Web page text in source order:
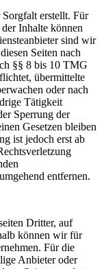
erstellt. Für
Inhalte können
sind wir
Seiten nach
§§ 8 bis 10 TMG
übermittelte
oder nach
Tätigkeit
Sperrung der
Gesetzen bleiben
ist jedoch erst ab
entfernen.
Dritter, auf
können wir für
Für die
Anbieter oder